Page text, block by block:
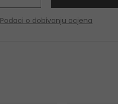
Podaci o dobivanju ocjena